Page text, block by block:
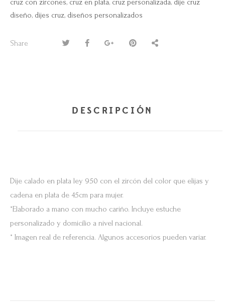
cruz con zircones, cruz en plata, cruz personalizada, dije cruz
diseño, dijes cruz, diseños personalizados
Share
DESCRIPCIÓN
Dije calado en plata ley 950 con el zircón del color que elijas y
cadena en plata de 45cm para mujer.
*Elaborado a mano con mucho cariño. Incluye estuche
personalizado y domicilio a nivel nacional.
* Imagen real de referencia. Algunos accesorios pueden variar.